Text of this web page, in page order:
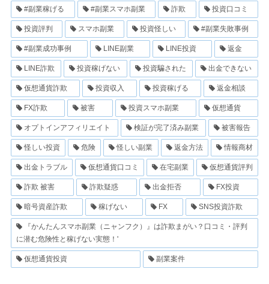
#副業稼げる #副業スマホ副業 詐欺 投資口コミ
投資評判 スマホ副業 投資怪しい #副業失敗事例
#副業成功事例 LINE副業 LINE投資 返金
LINE詐欺 投資稼げない 投資騙された 出金できない
仮想通貨詐欺 投資収入 投資稼げる 返金相談
FX詐欺 被害 投資スマホ副業 仮想通貨
オプトインアフィリエイト 検証が完了済み副業 被害報告
怪しい投資 危険 怪しい副業 返金方法 情報商材
出金トラブル 仮想通貨口コミ 在宅副業 仮想通貨評判
詐欺 被害 詐欺疑惑 出金拒否 FX投資
暗号資産詐欺 稼げない FX SNS投資詐欺
『かんたんスマホ副業（ニャンフク）』は詐欺まがい？口コミ・評判
に潜む危険性と稼げない実態！'
仮想通貨投資 副業案件